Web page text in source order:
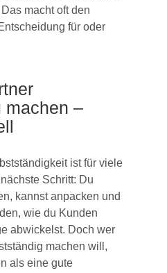
macht oft den
für oder
machen –
ist für viele
Schritt: Du
kannst anpacken und
wie du Kunden
abwickelst. Doch wer
machen will,
als eine gute